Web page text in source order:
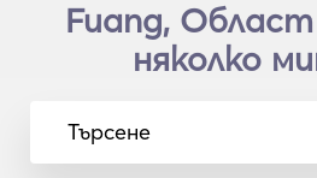
Fuang,
няколко
Търсене